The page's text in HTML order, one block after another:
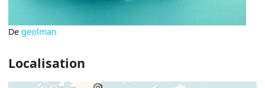
Degeolman
Localisation